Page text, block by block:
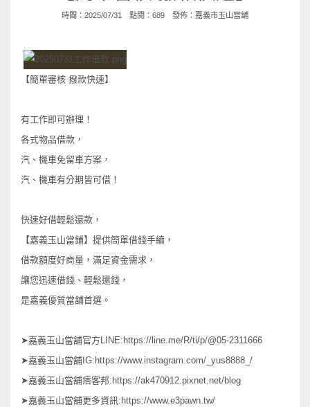
時間：2025/07/31 點閱：689 發佈： 嘉義市玉山當舖
【簡單審核 撥款快速】
有工作即可辦理！
各式物品借款，
汽、機車免留車方案，
汽、機車有分期皆可借！
快速好借輕鬆還款，
【嘉義玉山當鋪】提供簡單借錢手續，
借款額度好商量，滿足資金需求，
讓您迅速借錢、輕鬆還錢，
是嘉義優質當舖首選。
➤嘉義玉山當舖官方LINE:https://line.me/R/ti/p/@05-2311666
➤嘉義玉山當舖IG:https://www.instagram.com/_yus8888_/
➤嘉義玉山當舖痞客邦:https://ak470912.pixnet.net/blog
➤嘉義玉山當舖更多資訊:https://www.e3pawn.tw/